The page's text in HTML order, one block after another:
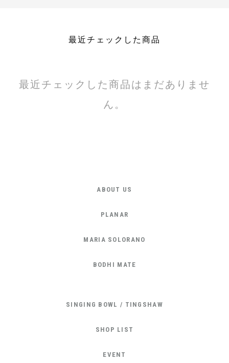
最近チェックした商品
最近チェックした商品はまだありませ
ん。
ABOUT US
PLANAR
MARIA SOLORANO
BODHI MATE
SINGING BOWL / TINGSHAW
SHOP LIST
EVENT